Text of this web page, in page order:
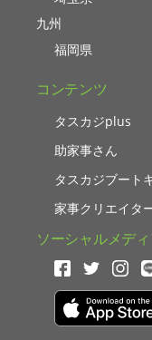
九州
福岡県
コンテンツ
タスカジplus
助家事さん
タスカジブート
家事クリエイタ
ソーシャルメデ